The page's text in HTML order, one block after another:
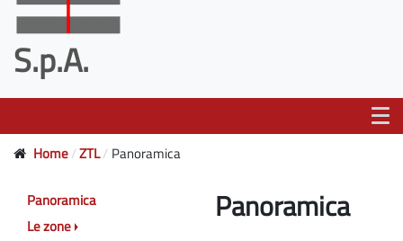
S.p.A.
Home ZTL Panoramica
Panoramica
Panoramica
Le zone